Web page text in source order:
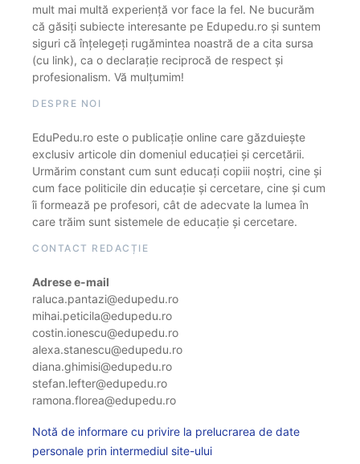
mult mai multă experiență vor face la fel. Ne bucurăm
că găsiți subiecte interesante pe Edupedu.ro și suntem
siguri că înțelegeți rugămintea noastră de a cita sursa
(cu link), ca o declarație reciprocă de respect și
profesionalism. Vă mulțumim!
DESPRE NOI
EduPedu.ro este o publicație online care găzduiește
exclusiv articole din domeniul educației și cercetării.
Urmărim constant cum sunt educați copiii noștri, cine și
cum face politicile din educație și cercetare, cine și cum
îi formează pe profesori, cât de adecvate la lumea în
care trăim sunt sistemele de educație și cercetare.
CONTACT REDACȚIE
Adrese e-mail
raluca.pantazi@edupedu.ro
mihai.peticila@edupedu.ro
costin.ionescu@edupedu.ro
alexa.stanescu@edupedu.ro
diana.ghimisi@edupedu.ro
stefan.lefter@edupedu.ro
ramona.florea@edupedu.ro
Notă de informare cu privire la prelucrarea de date
personale prin intermediul site-ului